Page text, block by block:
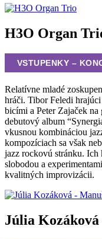
H3O Organ
VSTUPENKY –
Relatívne mladé
hráči. Tibor Feledi
bicími a Peter Zajaček
debutový album
vkusnou kombináciou
kompozíciach sa však
jazz rockovú stránku.
slobodou a
kvalitných improvizácii.
Júlia